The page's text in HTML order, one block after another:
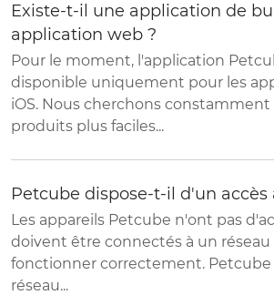
Existe-t-il une application de
application web ?
Pour le moment, l'application
disponible uniquement pour les
iOS. Nous cherchons constamment
produits plus faciles...
Petcube dispose-t-il d'un accès
Les appareils Petcube n'ont pas
doivent être connectés à un réseau
fonctionner correctement. Petcube
réseau...